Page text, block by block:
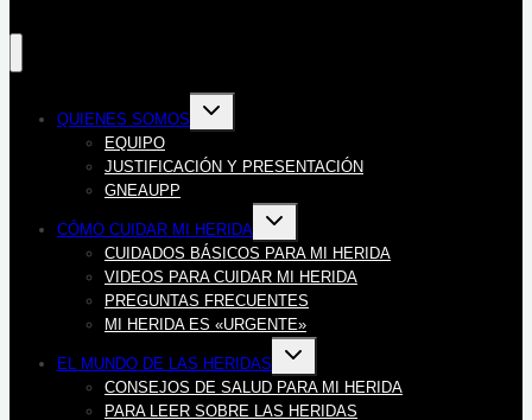
QUIENES SOMOS
Alternar
menú
EQUIPO
JUSTIFICACIÓN Y PRESENTACIÓN
GNEAUPP
CÓMO CUIDAR MI HERIDA
Alternar
menú
hijo
CUIDADOS BÁSICOS PARA MI HERIDA
VIDEOS PARA CUIDAR MI HERIDA
PREGUNTAS FRECUENTES
MI HERIDA ES «URGENTE»
EL MUNDO DE LAS HERIDAS
Alternar
menú
hijo
CONSEJOS DE SALUD PARA MI HERIDA
PARA LEER SOBRE LAS HERIDAS